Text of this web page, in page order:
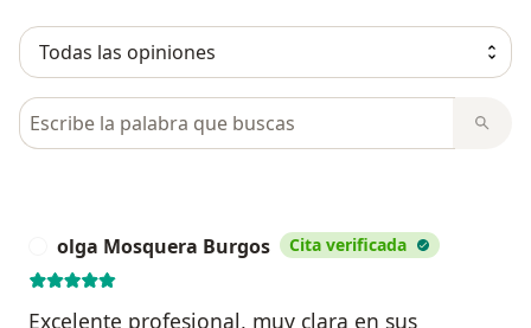
Busca en opiniones
olga Mosquera Burgos Cita verificada
Excelente profesional, muy clara en sus